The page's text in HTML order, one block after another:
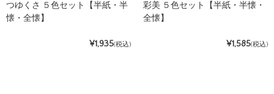
つゆくさ ５色セット【半紙・半
懐・全懐】
¥1,935(税込)
彩美 ５色セット【半紙・半懐・
全懐】
¥1,585(税込)